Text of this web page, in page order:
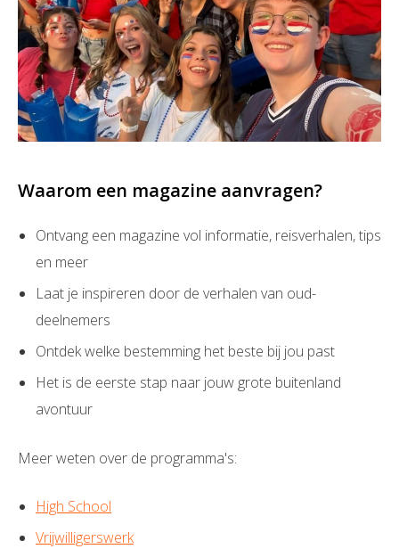
Waarom een magazine aanvragen?
Ontvang een magazine vol informatie, reisverhalen, tips
en meer
Laat je inspireren door de verhalen van oud-
deelnemers
Ontdek welke bestemming het beste bij jou past
Het is de eerste stap naar jouw grote buitenland
avontuur
Meer weten over de programma's:
High School
Vrijwilligerswerk